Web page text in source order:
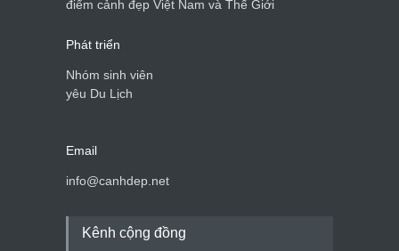
điểm cảnh đẹp Việt Nam và Thế Giới
Phát triển
Nhóm sinh viên
yêu Du Lịch
Email
info@canhdep.net
Kênh cộng đồng